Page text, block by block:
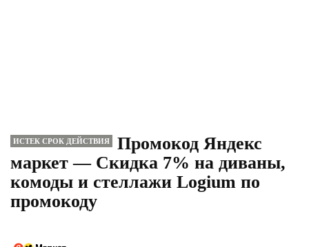
ИСТЕК СРОК ДЕЙСТВИЯ
Промокод Яндекс
маркет — Скидка 7% на диваны,
комоды и стеллажи Logium по
промокоду